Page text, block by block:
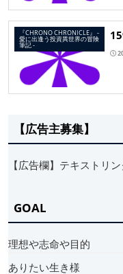
『CHRONO CHRONICLE』 ‐
愛に出逢う投資異世界の冒険
筆記 ‐
【広告主募集】
【広告欄】テキストリ
GOAL
理想や志命や目的
ありたい生き様